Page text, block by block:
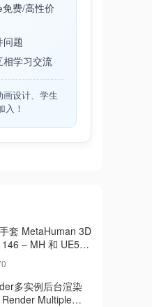
费/高性价
问题
相学习交流
设计、学生
入！
套 MetaHuman 3D
– MH 和 UE5
for Metahuman
146 – MH &
– Rigged
多实例后台渲染
Multiple